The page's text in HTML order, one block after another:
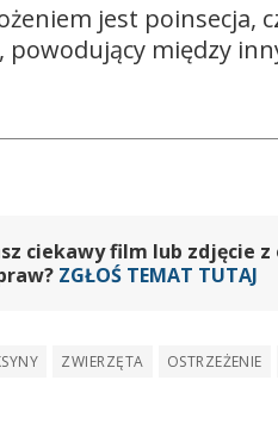
jest poinsecja,
powodujący między
ciekawy film lub zdjęcie z
ZGŁOŚ TEMAT TUTAJ
ZWIERZĘTA OSTRZEŻENIE